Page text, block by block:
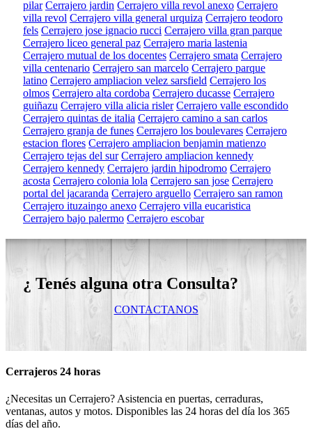
pilar Cerrajero jardin Cerrajero villa revol anexo Cerrajero
villa revol Cerrajero villa general urquiza Cerrajero teodoro
fels Cerrajero jose ignacio rucci Cerrajero villa gran parque
Cerrajero liceo general paz Cerrajero maria lastenia
Cerrajero mutual de los docentes Cerrajero smata Cerrajero
villa centenario Cerrajero san marcelo Cerrajero parque
latino Cerrajero ampliacion velez sarsfield Cerrajero los
olmos Cerrajero alta cordoba Cerrajero ducasse Cerrajero
guiñazu Cerrajero villa alicia risler Cerrajero valle escondido
Cerrajero quintas de italia Cerrajero camino a san carlos
Cerrajero granja de funes Cerrajero los boulevares Cerrajero
estacion flores Cerrajero ampliacion benjamin matienzo
Cerrajero tejas del sur Cerrajero ampliacion kennedy
Cerrajero kennedy Cerrajero jardin hipodromo Cerrajero
acosta Cerrajero colonia lola Cerrajero san jose Cerrajero
portal del jacaranda Cerrajero arguello Cerrajero san ramon
Cerrajero ituzaingo anexo Cerrajero villa eucaristica
Cerrajero bajo palermo Cerrajero escobar
¿ Tenés alguna otra Consulta?
CONTACTANOS
Cerrajeros 24 horas
¿Necesitas un Cerrajero? Asistencia en puertas, cerraduras,
ventanas, autos y motos. Disponibles las 24 horas del día los 365
días del año.